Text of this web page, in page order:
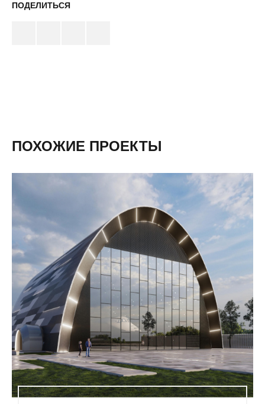
ПОДЕЛИТЬСЯ
ПОХОЖИЕ ПРОЕКТЫ